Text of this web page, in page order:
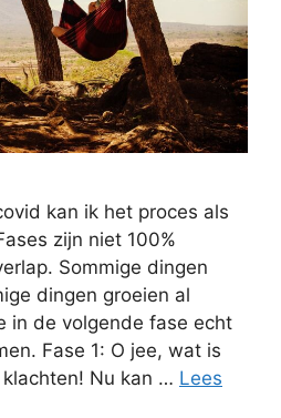
kan ik het proces als
zijn niet 100%
Sommige dingen
dingen groeien al
in de volgende fase echt
Fase 1: O jee, wat is
Nu kan … Lees